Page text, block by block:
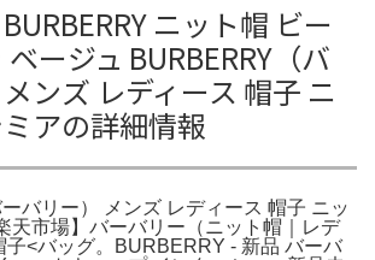
ニット帽 ビー
ージュ BURBERRY（バ
ンズ レディース 帽子 ニ
アの詳細情報
バリー） メンズ レディース 帽子 ニッ
天市場】バーバリー（ニット帽｜レデ
子<バッグ。BURBERRY - 新品 バーバ